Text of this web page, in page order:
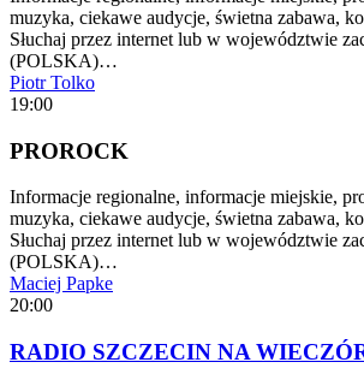
muzyka, ciekawe audycje, świetna zabawa,
Słuchaj przez internet lub w województwie
(POLSKA)…
Piotr Tolko
19:00
PROROCK
Informacje regionalne, informacje miejskie,
muzyka, ciekawe audycje, świetna zabawa,
Słuchaj przez internet lub w województwie
(POLSKA)…
Maciej Papke
20:00
RADIO SZCZECIN NA